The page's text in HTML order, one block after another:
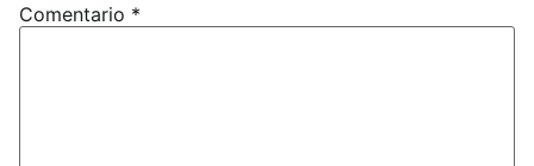
Comentario *